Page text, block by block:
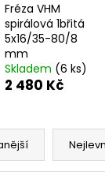
Fréza VHM
spirálová 1břitá
5x16/35-80/8
mm
Skladem (6 ks)
2 480 Kč
- TL. 0,15 MM,
1605, 6410,